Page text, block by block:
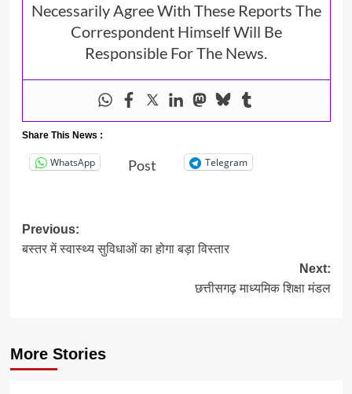
Necessarily Agree With These Reports The
Correspondent Himself Will Be
Responsible For The News.
Share This News :
WhatsApp Post Telegram
Post
navigation
Previous:
बस्तर में स्वास्थ्य सुविधाओं का होगा बड़ा विस्तार
Next:
छत्तीसगढ़ माध्यमिक शिक्षा मंडल
More Stories